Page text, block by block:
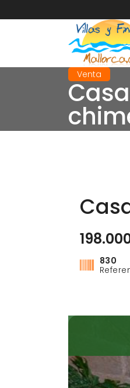
Venta
830